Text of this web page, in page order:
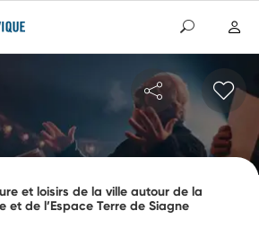
et loisirs de la ville autour de la
et de l’Espace Terre de Siagne